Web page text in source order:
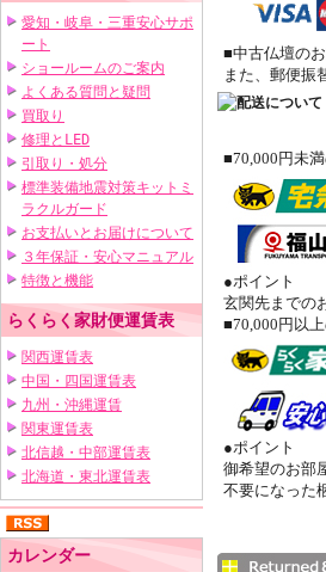
愛知・岐阜・三重安心サポ
ート
ショールームのご案内
よくある質問と疑問
買取り
修理とLED
引取り・処分
標準装備地震対策キットミ
ラクルガード
お支払いとお届けについて
３年保証・安心マニュアル
特徴と機能
らくらく家財便運賃表
関西運賃表
中国・四国運賃表
九州・沖縄運賃
関東運賃表
北信越・中部運賃表
北海道・東北運賃表
カレンダー
■中古仏壇の
また、郵便振
■70,000円未
●ポイント
玄関先までの
■70,000円以
●ポイント
御希望のお部
不要になった